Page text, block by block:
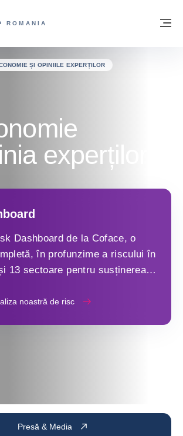
COFACE FOR TRADE - WEBSITE GRUP
ROMANIA
start
ȘI OPINIILE EXPERȚILOR
experților
Dashboard de la Coface, o
în profunzime a riscului în
13 sectoare pentru susținerea
noastră de risc
Presă & Media